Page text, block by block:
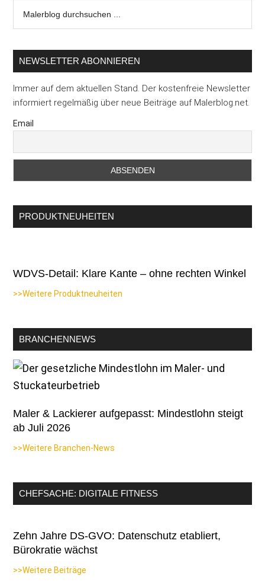
durchsuchen
NEWSLETTER ABONNIEREN
Immer auf dem aktuellen Stand. Der kostenfreie Newsletter
informiert regelmäßig über neue Beiträge auf Malerblog.net.
Email
PRODUKTNEUHEITEN
WDVS-Detail: Klare Kante – ohne rechten Winkel
>>Weitere Produktneuheiten
BRANCHENNEWS
Maler & Lackierer aufgepasst: Mindestlohn steigt
ab Juli 2026
>>Weitere Branchen-News
CHEFSACHE: DIGITALE FITNESS
Zehn Jahre DS-GVO: Datenschutz etabliert,
Bürokratie wächst
>>Weitere Beiträge